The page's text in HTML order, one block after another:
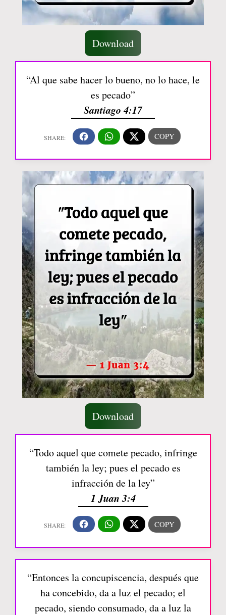
Download
“Al que sabe hacer lo bueno, no lo hace, le
es pecado”
Santiago 4:17
Download
“Todo aquel que comete pecado, infringe
también la ley; pues el pecado es
infracción de la ley”
1 Juan 3:4
“Entonces la concupiscencia, después que
ha concebido, da a luz el pecado; el
pecado, siendo consumado, da a luz la